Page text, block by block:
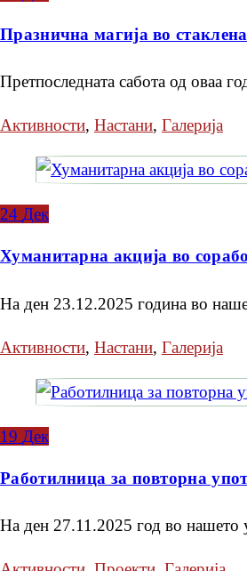
Празнична магија во
Претпоследната сабота од оваа
Активности, Настани, Галерија
24 Дек
Хуманитарна акција во
На ден 23.12.2025 година во
Активности, Настани, Галерија
19 Дек
Работилница за повторна
На ден 27.11.2025 год во нашето